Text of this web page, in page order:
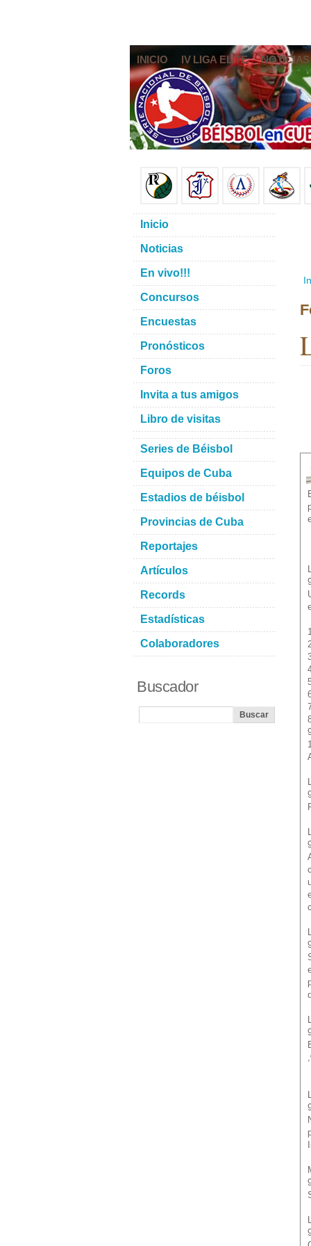
INICIO IV LIGA ELITE NOTICIAS
Inicio
Noticias
En vivo!!!
Concursos
Encuestas
Pronósticos
Foros
Invita a tus amigos
Libro de visitas
Series de Béisbol
Equipos de Cuba
Estadios de béisbol
Provincias de Cuba
Reportajes
Artículos
Records
Estadísticas
Colaboradores
Buscador